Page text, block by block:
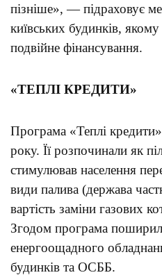
пізніше», — підраховує
київських будинків,
подвійне фінансування.
«ТЕПЛІ КРЕДИТИ»
Програма «Теплі
року. Її розпочинали як
стимулював населення
види палива (держава
вартість заміни газових
Згодом програма
енергоощадного
будинків та ОСББ.